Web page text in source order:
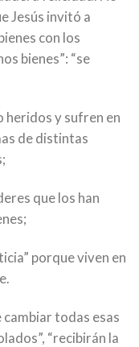
Jesús invitó a
con los
bienes”: “se
heridos y sufren en
de distintas
que los han
porque viven en
cambiar todas esas
“recibirán la